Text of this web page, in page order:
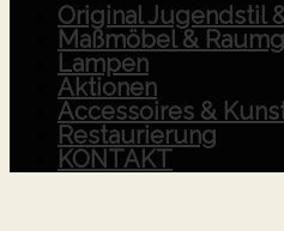
Original Jugendstil
Maßmöbel &
Lampen
Aktionen
Accessoires &
Restaurierung
KONTAKT